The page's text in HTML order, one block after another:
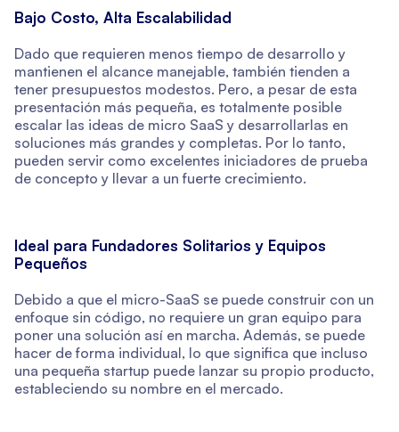
Bajo Costo, Alta Escalabilidad
Dado que requieren menos tiempo de desarrollo y
mantienen el alcance manejable, también tienden a
tener presupuestos modestos. Pero, a pesar de esta
presentación más pequeña, es totalmente posible
escalar las ideas de micro SaaS y desarrollarlas en
soluciones más grandes y completas. Por lo tanto,
pueden servir como excelentes iniciadores de prueba
de concepto y llevar a un fuerte crecimiento.
Ideal para Fundadores Solitarios y Equipos
Pequeños
Debido a que el micro-SaaS se puede construir con un
enfoque sin código, no requiere un gran equipo para
poner una solución así en marcha. Además, se puede
hacer de forma individual, lo que significa que incluso
una pequeña startup puede lanzar su propio producto,
estableciendo su nombre en el mercado.